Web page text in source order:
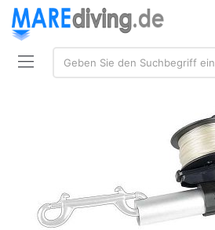
Suche:
Geben Sie den Suchbegriff ein